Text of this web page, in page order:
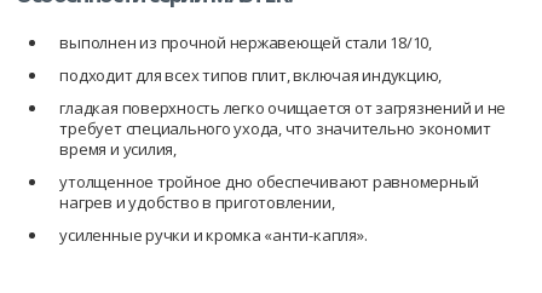
выполнен из прочной нержавеющей стали 18/10,
подходит для всех типов плит, включая индукцию,
гладкая поверхность легко очищается от загрязнений и не
требует специального ухода, что значительно экономит
время и усилия,
утолщенное тройное дно обеспечивают равномерный
нагрев и удобство в приготовлении,
усиленные ручки и кромка «анти-капля».